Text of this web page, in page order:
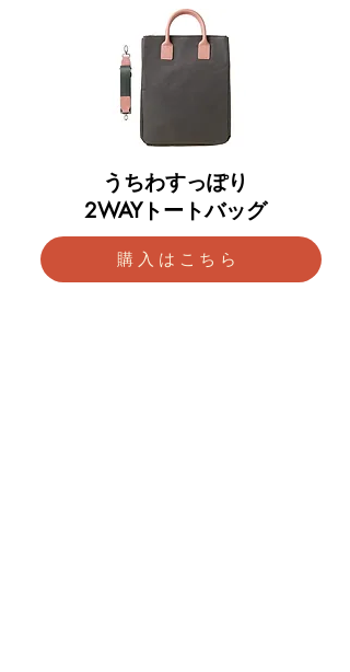
うちわすっぽり
2WAYトートバッグ
購入はこちら